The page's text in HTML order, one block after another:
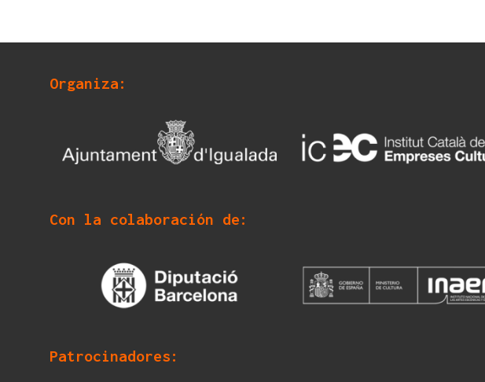
Organiza:
Con la colaboración de:
Patrocinadores: